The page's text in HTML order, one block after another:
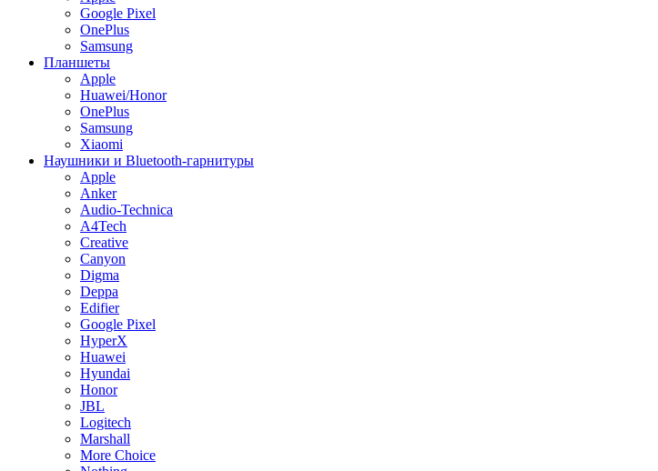
Google Pixel
OnePlus
Samsung
Планшеты
Apple
Huawei/Honor
OnePlus
Samsung
Xiaomi
Наушники и Bluetooth-гарнитуры
Apple
Anker
Audio-Technica
A4Tech
Creative
Canyon
Digma
Deppa
Edifier
Google Pixel
HyperX
Huawei
Hyundai
Honor
JBL
Logitech
Marshall
More Choice